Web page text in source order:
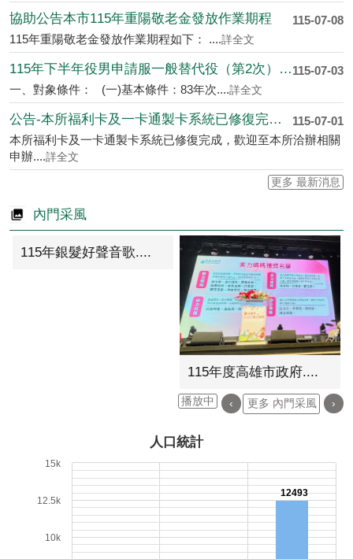
115-07-08
協助公告本市115年重陽敬老金發放作業期程
115年重陽敬老金發放作業期程如下： ....詳全文
115-07-03
115年下半年役男申請服一般替代役（第2次）甄選作業規定
一、對象條件： (一)基本條件：83年次....詳全文
115-07-01
公告-本所福利卡及一卡通製卡系統已修復完成，已恢復相關製卡作業
本所福利卡及一卡通製卡系統已修復完成，歡迎至本所洽辦相關
申辦....詳全文
更多 最新消息
內門采風
115年銀髮好聲音歌....
115年度高雄市政府....
播放中 ‹ 更多 內門采風 ›
人口統計
12493
10k
12.5k
15k